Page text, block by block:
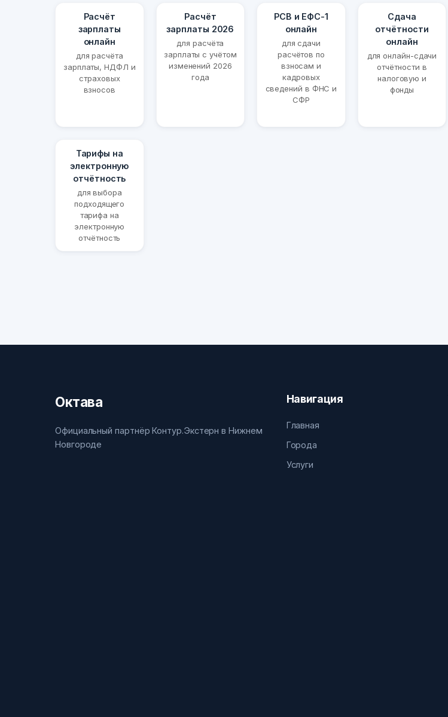
Расчёт
зарплаты
онлайн
для расчёта
зарплаты, НДФЛ и
страховых
взносов
Расчёт
зарплаты 2026
для расчёта
зарплаты с учётом
изменений 2026
года
РСВ и ЕФС-1
онлайн
для сдачи
расчётов по
взносам и
кадровых
сведений в ФНС и
СФР
Сдача
отчётности
онлайн
для онлайн-сдачи
отчётности в
налоговую и
фонды
Тарифы на
электронную
отчётность
для выбора
подходящего
тарифа на
электронную
отчётность
Октава
Официальный партнёр Контур.Экстерн в Нижнем
Новгороде
Навигация
Главная
Города
Услуги